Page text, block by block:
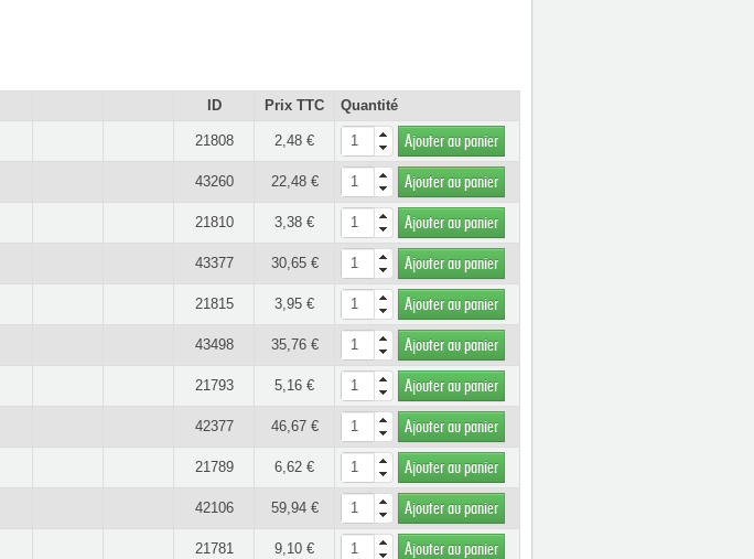
ID Prix TTC Quantité
21808 2,48 € Ajouter au panier
43260 22,48 € Ajouter au panier
21810 3,38 € Ajouter au panier
43377 30,65 € Ajouter au panier
21815 3,95 € Ajouter au panier
43498 35,76 € Ajouter au panier
21793 5,16 € Ajouter au panier
42377 46,67 € Ajouter au panier
21789 6,62 € Ajouter au panier
42106 59,94 € Ajouter au panier
21781 9,10 € Ajouter au panier